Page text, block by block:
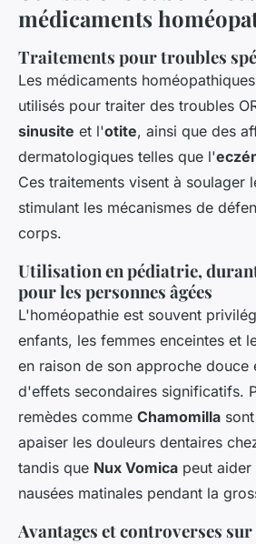
médicaments
Traitements pour troubles
Les médicaments
utilisés pour traiter des troubles
sinusite et l'otite, ainsi que des
dermatologiques telles que l'
Ces traitements visent à soulager
stimulant les mécanismes de
corps.
Utilisation en pédiatrie,
pour les personnes âgées
L'homéopathie est souvent
enfants, les femmes enceintes et
en raison de son approche douce
d'effets secondaires significatifs.
remèdes comme Chamomilla
apaiser les douleurs dentaires
tandis que Nux Vomica peut
nausées matinales pendant la
Avantages et controverses